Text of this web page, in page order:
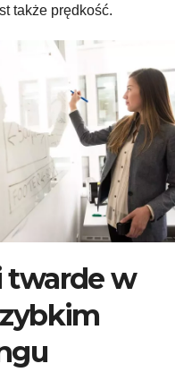
także prędkość.
twarde w